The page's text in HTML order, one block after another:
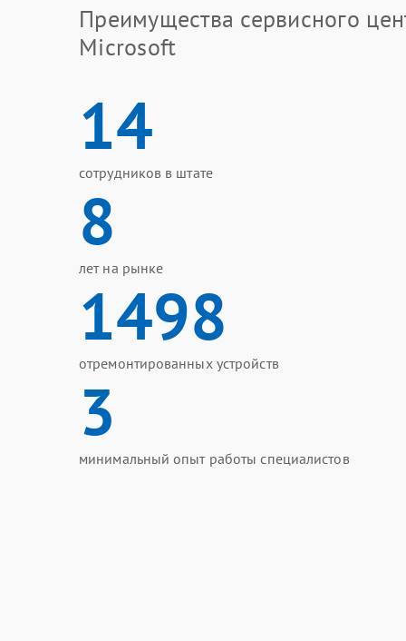
Преимущества сервисного
Microsoft
14
сотрудников в штате
8
лет на рынке
1498
отремонтированных устройств
3
минимальный опыт работы специалистов